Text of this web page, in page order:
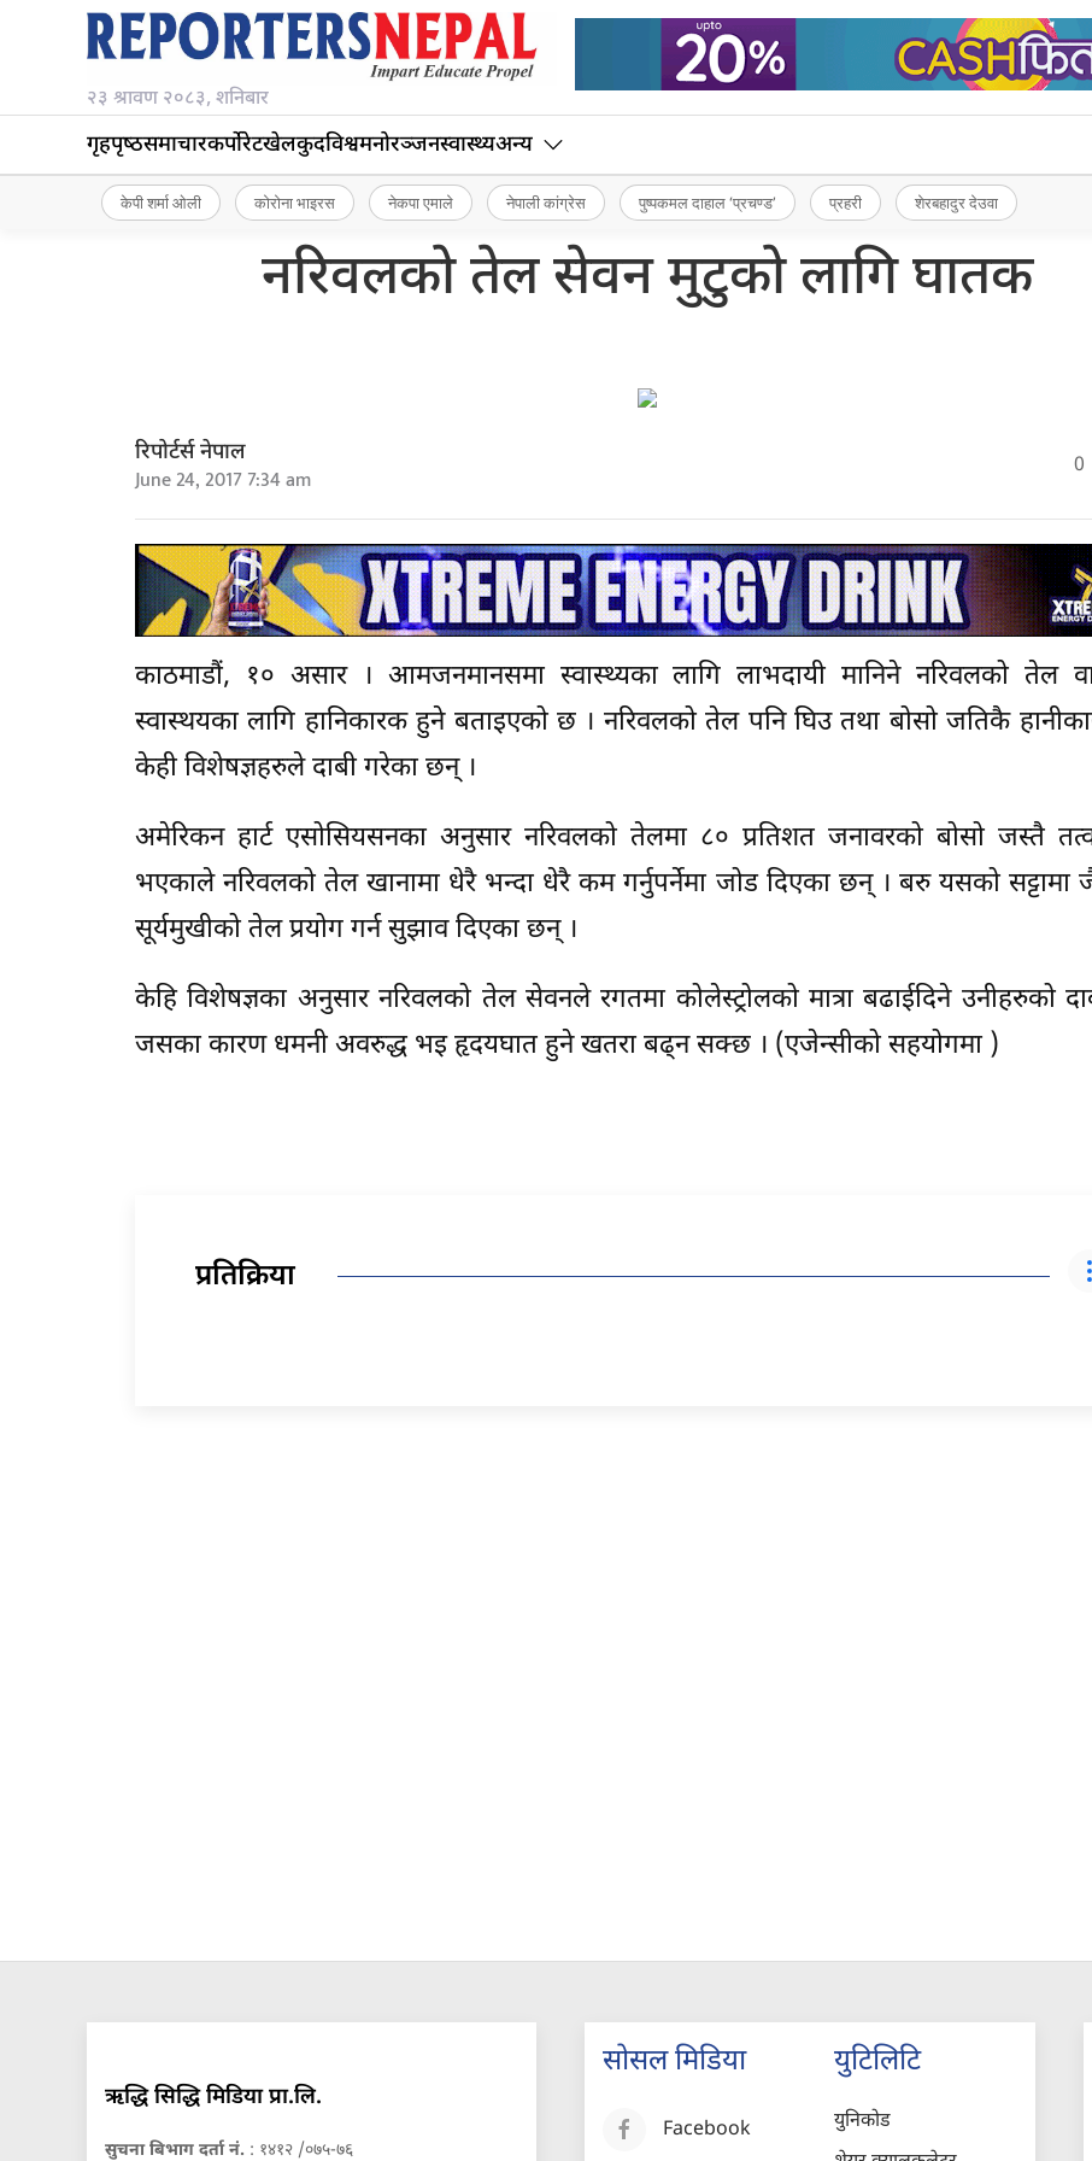
२३ श्रावण २०८३, शनिबार
गृहपृष्‍ठसमाचारकर्पोरेटखेलकुदविश्वमनोरञ्जनस्वास्थ्यअन्य
केपी शर्मा ओली कोरोना भाइरस नेकपा एमाले नेपाली कांग्रेस पुष्पकमल दाहाल ‘प्रचण्ड’ प्रहरी शेरबहादुर देउवा
नरिवलको तेल सेवन मुटुको लागि घातक
रिपोर्टर्स नेपाल
June 24, 2017 7:34 am 0
काठमाडौं, १० असार । आमजनमानसमा स्वास्थ्यका लागि लाभदायी मानिने नरिवलको तेल
स्वास्थयका लागि हानिकारक हुने बताइएको छ । नरिवलको तेल पनि घिउ तथा बोसो जतिकै
केही विशेषज्ञहरुले दाबी गरेका छन् ।
अमेरिकन हार्ट एसोसियसनका अनुसार नरिवलको तेलमा ८० प्रतिशत जनावरको बोसो जस्तै
भएकाले नरिवलको तेल खानामा धेरै भन्दा धेरै कम गर्नुपर्नेमा जोड दिएका छन् । बरु यसको सट्टामा
सूर्यमुखीको तेल प्रयोग गर्न सुझाव दिएका छन् ।
केहि विशेषज्ञका अनुसार नरिवलको तेल सेवनले रगतमा कोलेस्ट्रोलको मात्रा बढाईदिने उनीहरुको
जसका कारण धमनी अवरुद्ध भइ हृदयघात हुने खतरा बढ्न सक्छ । (एजेन्सीको सहयोगमा )
प्रतिक्रिया
ऋद्धि सिद्धि मिडिया प्रा.लि.
सुचना बिभाग दर्ता नं. : १४१२ /०७५-७६
सोसल मिडिया
Facebook
युटिलिटि
युनिकोड